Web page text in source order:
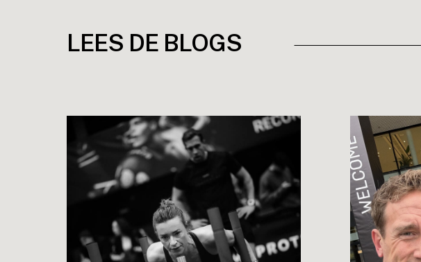
LEES DE BLOGS
LEES DE BLOG